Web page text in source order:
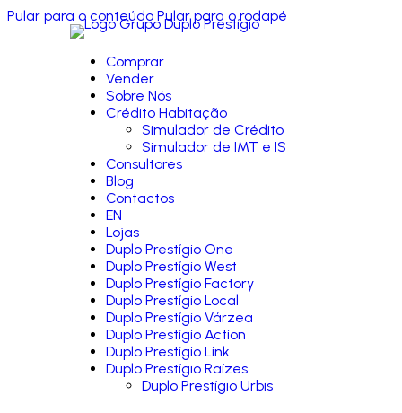
Pular para o conteúdo Pular para o rodapé
Comprar
Vender
Sobre Nós
Crédito Habitação
Simulador de Crédito
Simulador de IMT e IS
Consultores
Blog
Contactos
EN
Lojas
Duplo Prestígio One
Duplo Prestígio West
Duplo Prestígio Factory
Duplo Prestígio Local
Duplo Prestígio Várzea
Duplo Prestígio Action
Duplo Prestígio Link
Duplo Prestígio Raízes
Duplo Prestígio Urbis